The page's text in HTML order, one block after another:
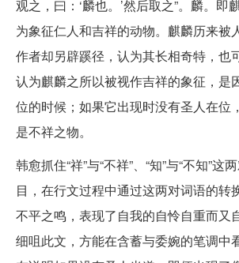
观之，曰：‘麟也。’然后取之”。麟。即
为象征仁人和吉祥的动物。麒麟历来被
作者却另辟蹊径，认为其长相奇特，也
认为麒麟之所以被视作吉祥的象征，是
位的时候；如果它出现时没有圣人在位
是不祥之物。
韩愈抓住“祥”与“不祥”、“知”与“不知”这
目，在行文过程中通过这两对词语的转
不平之鸣，表现了自我的自怜自重而又
细咀此文，方能在含蓄与委婉的笔调中